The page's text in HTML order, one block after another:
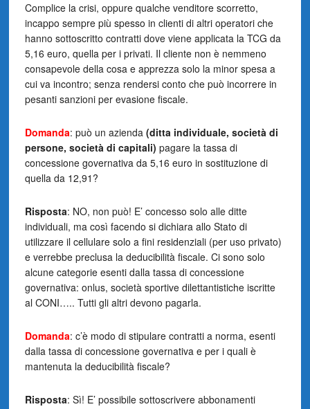
Complice la crisi, oppure qualche venditore scorretto,
incappo sempre più spesso in clienti di altri operatori che
hanno sottoscritto contratti dove viene applicata la TCG da
5,16 euro, quella per i privati. Il cliente non è nemmeno
consapevole della cosa e apprezza solo la minor spesa a
cui va incontro; senza rendersi conto che può incorrere in
pesanti sanzioni per evasione fiscale.
Domanda: può un azienda (ditta individuale, società di
persone, società di capitali) pagare la tassa di
concessione governativa da 5,16 euro in sostituzione di
quella da 12,91?
Risposta: NO, non può! E’ concesso solo alle ditte
individuali, ma così facendo si dichiara allo Stato di
utilizzare il cellulare solo a fini residenziali (per uso privato)
e verrebbe preclusa la deducibilità fiscale. Ci sono solo
alcune categorie esenti dalla tassa di concessione
governativa: onlus, società sportive dilettantistiche iscritte
al CONI….. Tutti gli altri devono pagarla.
Domanda: c’è modo di stipulare contratti a norma, esenti
dalla tassa di concessione governativa e per i quali è
mantenuta la deducibilità fiscale?
Risposta: Sì! E’ possibile sottoscrivere abbonamenti